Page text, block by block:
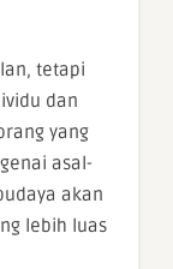
tetapi
dan
yang
asal-
akan
lebih luas